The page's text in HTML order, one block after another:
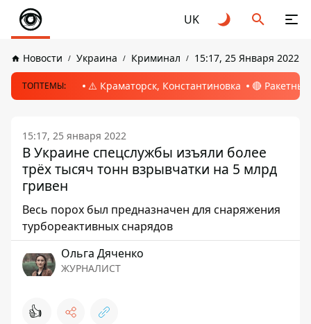
UK
Новости Украина Криминал 15:17, 25 Января 2022
ТОПТЕМЫ: ⚠️ Краматорск, Константиновка 🔴
15:17, 25 января 2022
В Украине спецслужбы изъяли более
трёх тысяч тонн взрывчатки на 5 млрд
гривен
Весь порох был предназначен для снаряжения
турбореактивных снарядов
Ольга Дяченко
ЖУРНАЛИСТ
👍